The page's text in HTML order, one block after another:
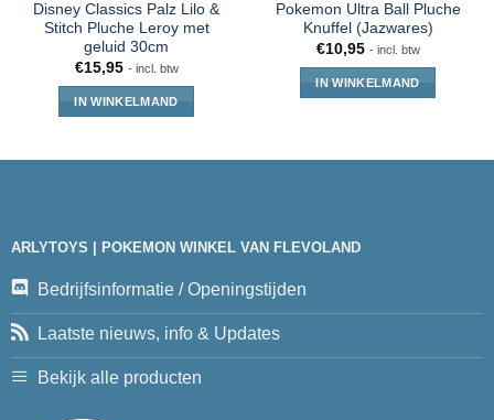
Disney Classics Palz Lilo &
Stitch Pluche Leroy met
geluid 30cm
€15,95 - incl. btw
IN WINKELMAND
Pokemon Ultra Ball Pluche
Knuffel (Jazwares)
€10,95 - incl. btw
IN WINKELMAND
ARLYTOYS | POKEMON WINKEL VAN FLEVOLAND
Bedrijfsinformatie / Openingstijden
Laatste nieuws, info & Updates
Bekijk alle producten